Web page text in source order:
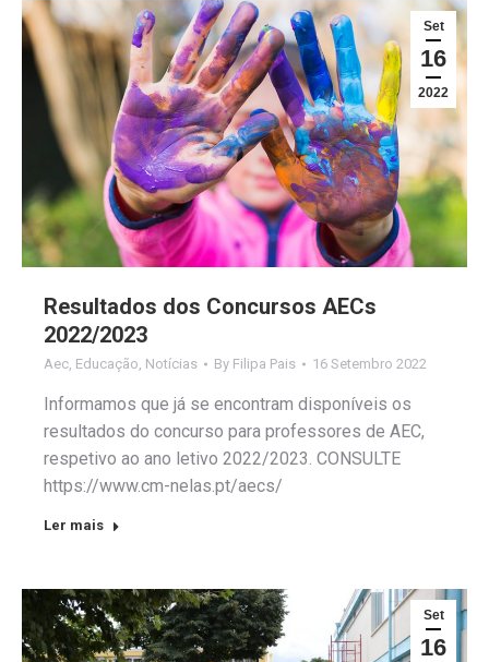
Set
16
2022
Resultados dos Concursos AECs
2022/2023
Aec Educação Notícias By Filipa Pais 16 Setembro 2022
Informamos que já se encontram disponíveis os
resultados do concurso para professores de AEC,
respetivo ao ano letivo 2022/2023. CONSULTE
https://www.cm-nelas.pt/aecs/
Ler mais
Set
16